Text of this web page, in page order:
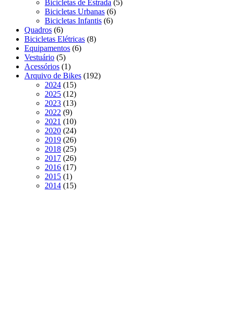
Bicicletas de Estrada 55
Bicicletas Urbanas 66
Bicicletas Infantis 66
Quadros 66
produtos
Bicicletas Elétricas 88
Equipamentos 66
Vestuário 55
produtos
Acessórios 11
produto
Arquivo de Bikes 192192
2024 1515
produtos
2025 1212
produtos
2023 1313
2022 99
produtos
2021 1010
produtos
2020 2424
produtos
2019 2626
produtos
2018 2525
produtos
2017 2626
produtos
2016 1717
2015 11
produto
2014 1515